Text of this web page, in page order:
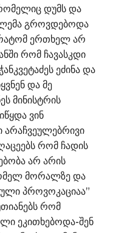
დუმს და
გროვდებოდა
რატომ ერთხელ არ
რომ ჩავასკდი
ეძინა და
და მე
მინისტრის
ვინ
არაჩვეულებრივი
რომ ჩადის
არ არის
მორალზე და
პროვოკაციაა”
რომ
ეკითხებოდა-შენ